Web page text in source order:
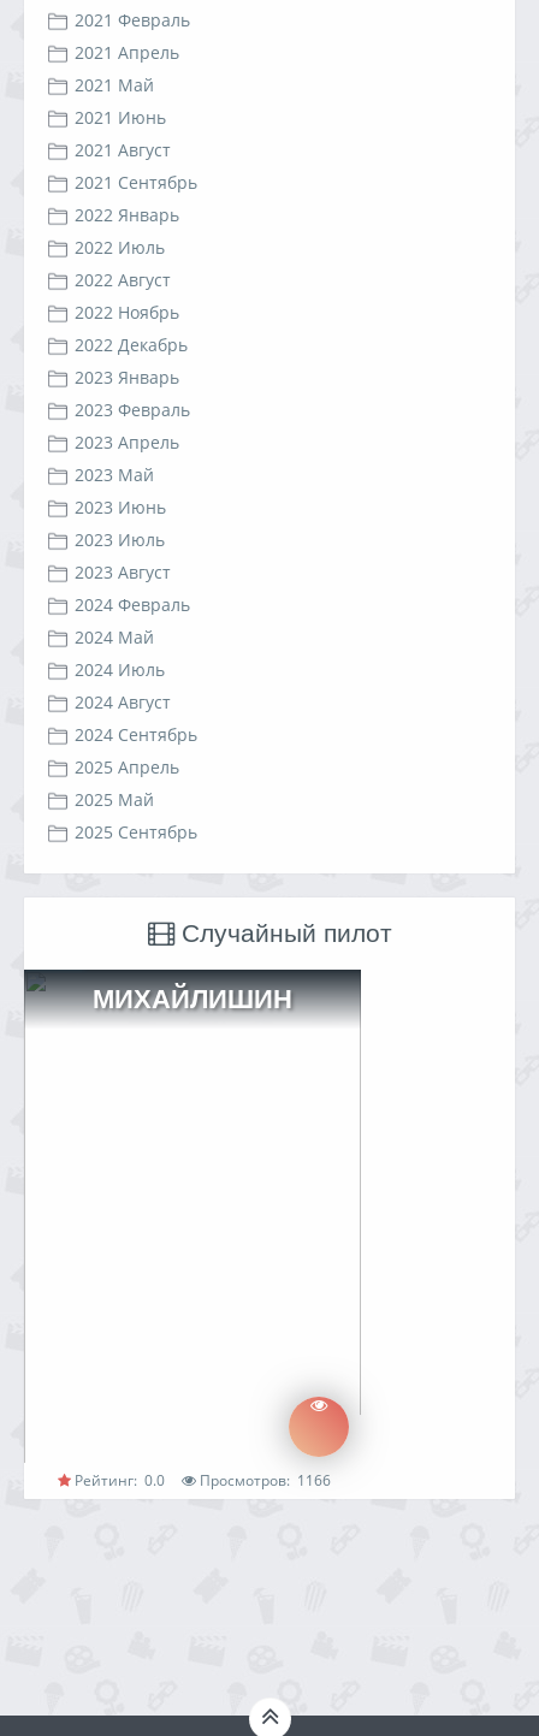
2021 Февраль
2021 Апрель
2021 Май
2021 Июнь
2021 Август
2021 Сентябрь
2022 Январь
2022 Июль
2022 Август
2022 Ноябрь
2022 Декабрь
2023 Январь
2023 Февраль
2023 Апрель
2023 Май
2023 Июнь
2023 Июль
2023 Август
2024 Февраль
2024 Май
2024 Июль
2024 Август
2024 Сентябрь
2025 Апрель
2025 Май
2025 Сентябрь
Случайный пилот
МИХАЙЛИШИН
Рейтинг: 0.0 Просмотров: 1166